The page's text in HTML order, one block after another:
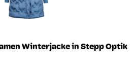
Winterjacke in Stepp Optik